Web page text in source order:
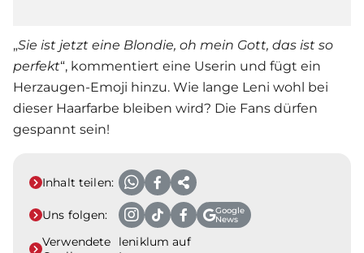
„Sie ist jetzt eine Blondie, oh mein Gott, das ist so
perfekt“, kommentiert eine Userin und fügt ein
Herzaugen-Emoji hinzu. Wie lange Leni wohl bei
dieser Haarfarbe bleiben wird? Die Fans dürfen
gespannt sein!
Inhalt teilen:
Uns folgen:
Google
News
Verwendete
leniklum auf